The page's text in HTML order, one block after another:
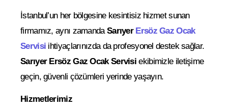
İstanbul’un her bölgesine kesintisiz hizmet sunan
firmamız, aynı zamanda Sarıyer Ersöz Gaz Ocak
Servisi ihtiyaçlarınızda da profesyonel destek sağlar.
Sarıyer Ersöz Gaz Ocak Servisi ekibimizle iletişime
geçin, güvenli çözümleri yerinde yaşayın.
Hizmetlerimiz